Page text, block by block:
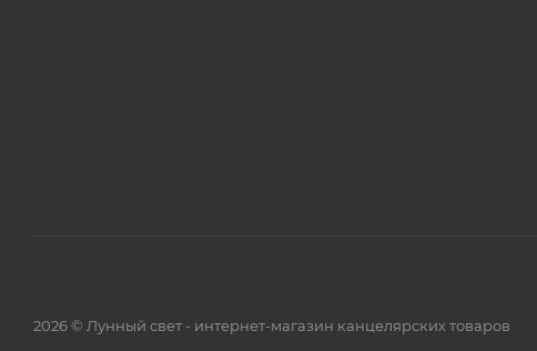
2026 © Лунный свет - интернет-магазин канцелярских товаров